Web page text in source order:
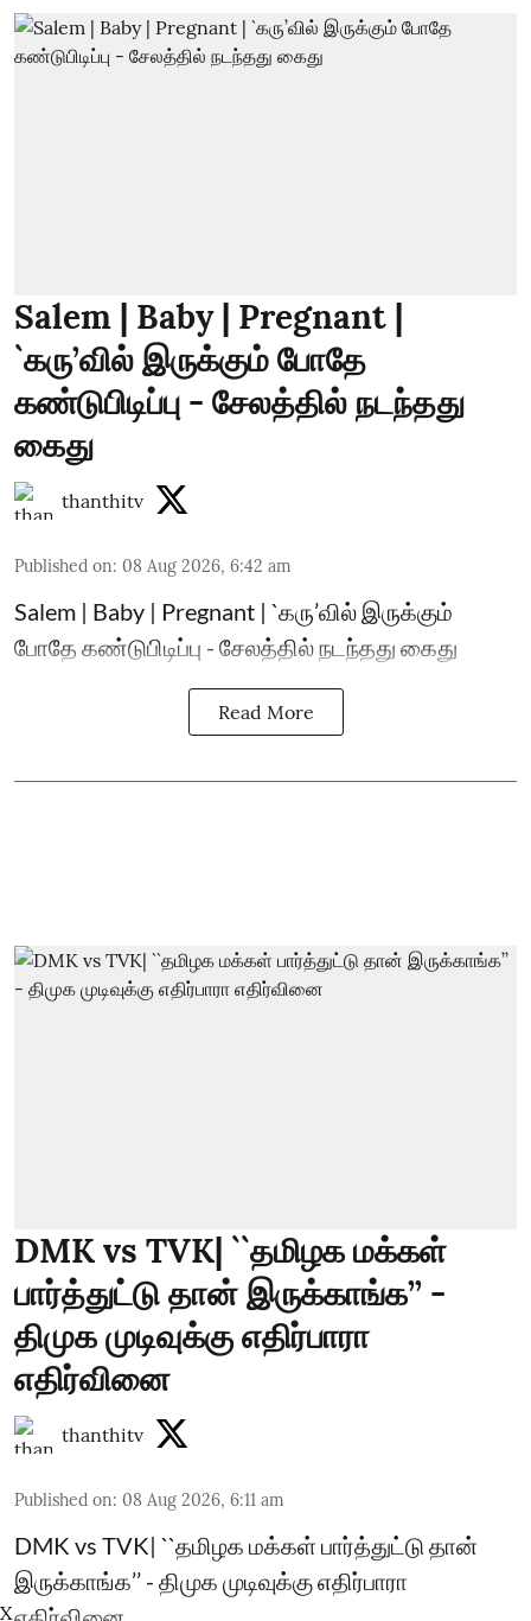
Salem | Baby | Pregnant |
`கரு’வில் இருக்கும் போதே
கண்டுபிடிப்பு - சேலத்தில் நடந்தது
கைது
thanthitv
Published on: 08 Aug 2026, 6:42 am
Salem | Baby | Pregnant | `கரு’வில் இருக்கும்
போதே கண்டுபிடிப்பு - சேலத்தில் நடந்தது கைது
Read More
DMK vs TVK| ``தமிழக மக்கள்
பார்த்துட்டு தான் இருக்காங்க’’ -
திமுக முடிவுக்கு எதிர்பாரா
எதிர்வினை
thanthitv
Published on: 08 Aug 2026, 6:11 am
DMK vs TVK| ``தமிழக மக்கள் பார்த்துட்டு தான்
இருக்காங்க’’ - திமுக முடிவுக்கு எதிர்பாரா
X